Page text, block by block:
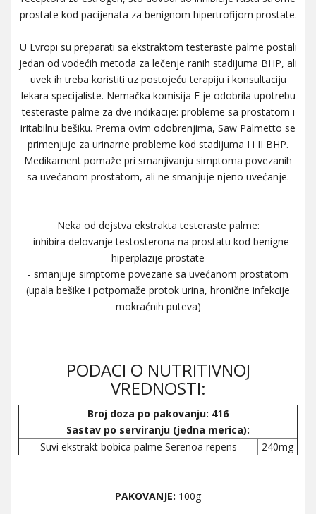
prostate kod pacijenata za benignom hipertrofijom prostate.
U Evropi su preparati sa ekstraktom testeraste palme postali
jedan od vodećih metoda za lečenje ranih stadijuma BHP, ali
uvek ih treba koristiti uz postojeću terapiju i konsultaciju
lekara specijaliste. Nemačka komisija E je odobrila upotrebu
testeraste palme za dve indikacije: probleme sa prostatom i
iritabilnu bešiku. Prema ovim odobrenjima, Saw Palmetto se
primenjuje za urinarne probleme kod stadijuma I i II BHP.
Medikament pomaže pri smanjivanju simptoma povezanih
sa uvećanom prostatom, ali ne smanjuje njeno uvećanje.
Neka od dejstva ekstrakta testeraste palme:
- inhibira delovanje testosterona na prostatu kod benigne
hiperplazije prostate
- smanjuje simptome povezane sa uvećanom prostatom
(upala bešike i potpomaže protok urina, hronične infekcije
mokraćnih puteva)
PODACI O NUTRITIVNOJ
VREDNOSTI:
Broj doza po pakovanju: 416
Sastav po serviranju (jedna merica):
Suvi ekstrakt bobica palme Serenoa repens
240mg
PAKOVANJE: 100g